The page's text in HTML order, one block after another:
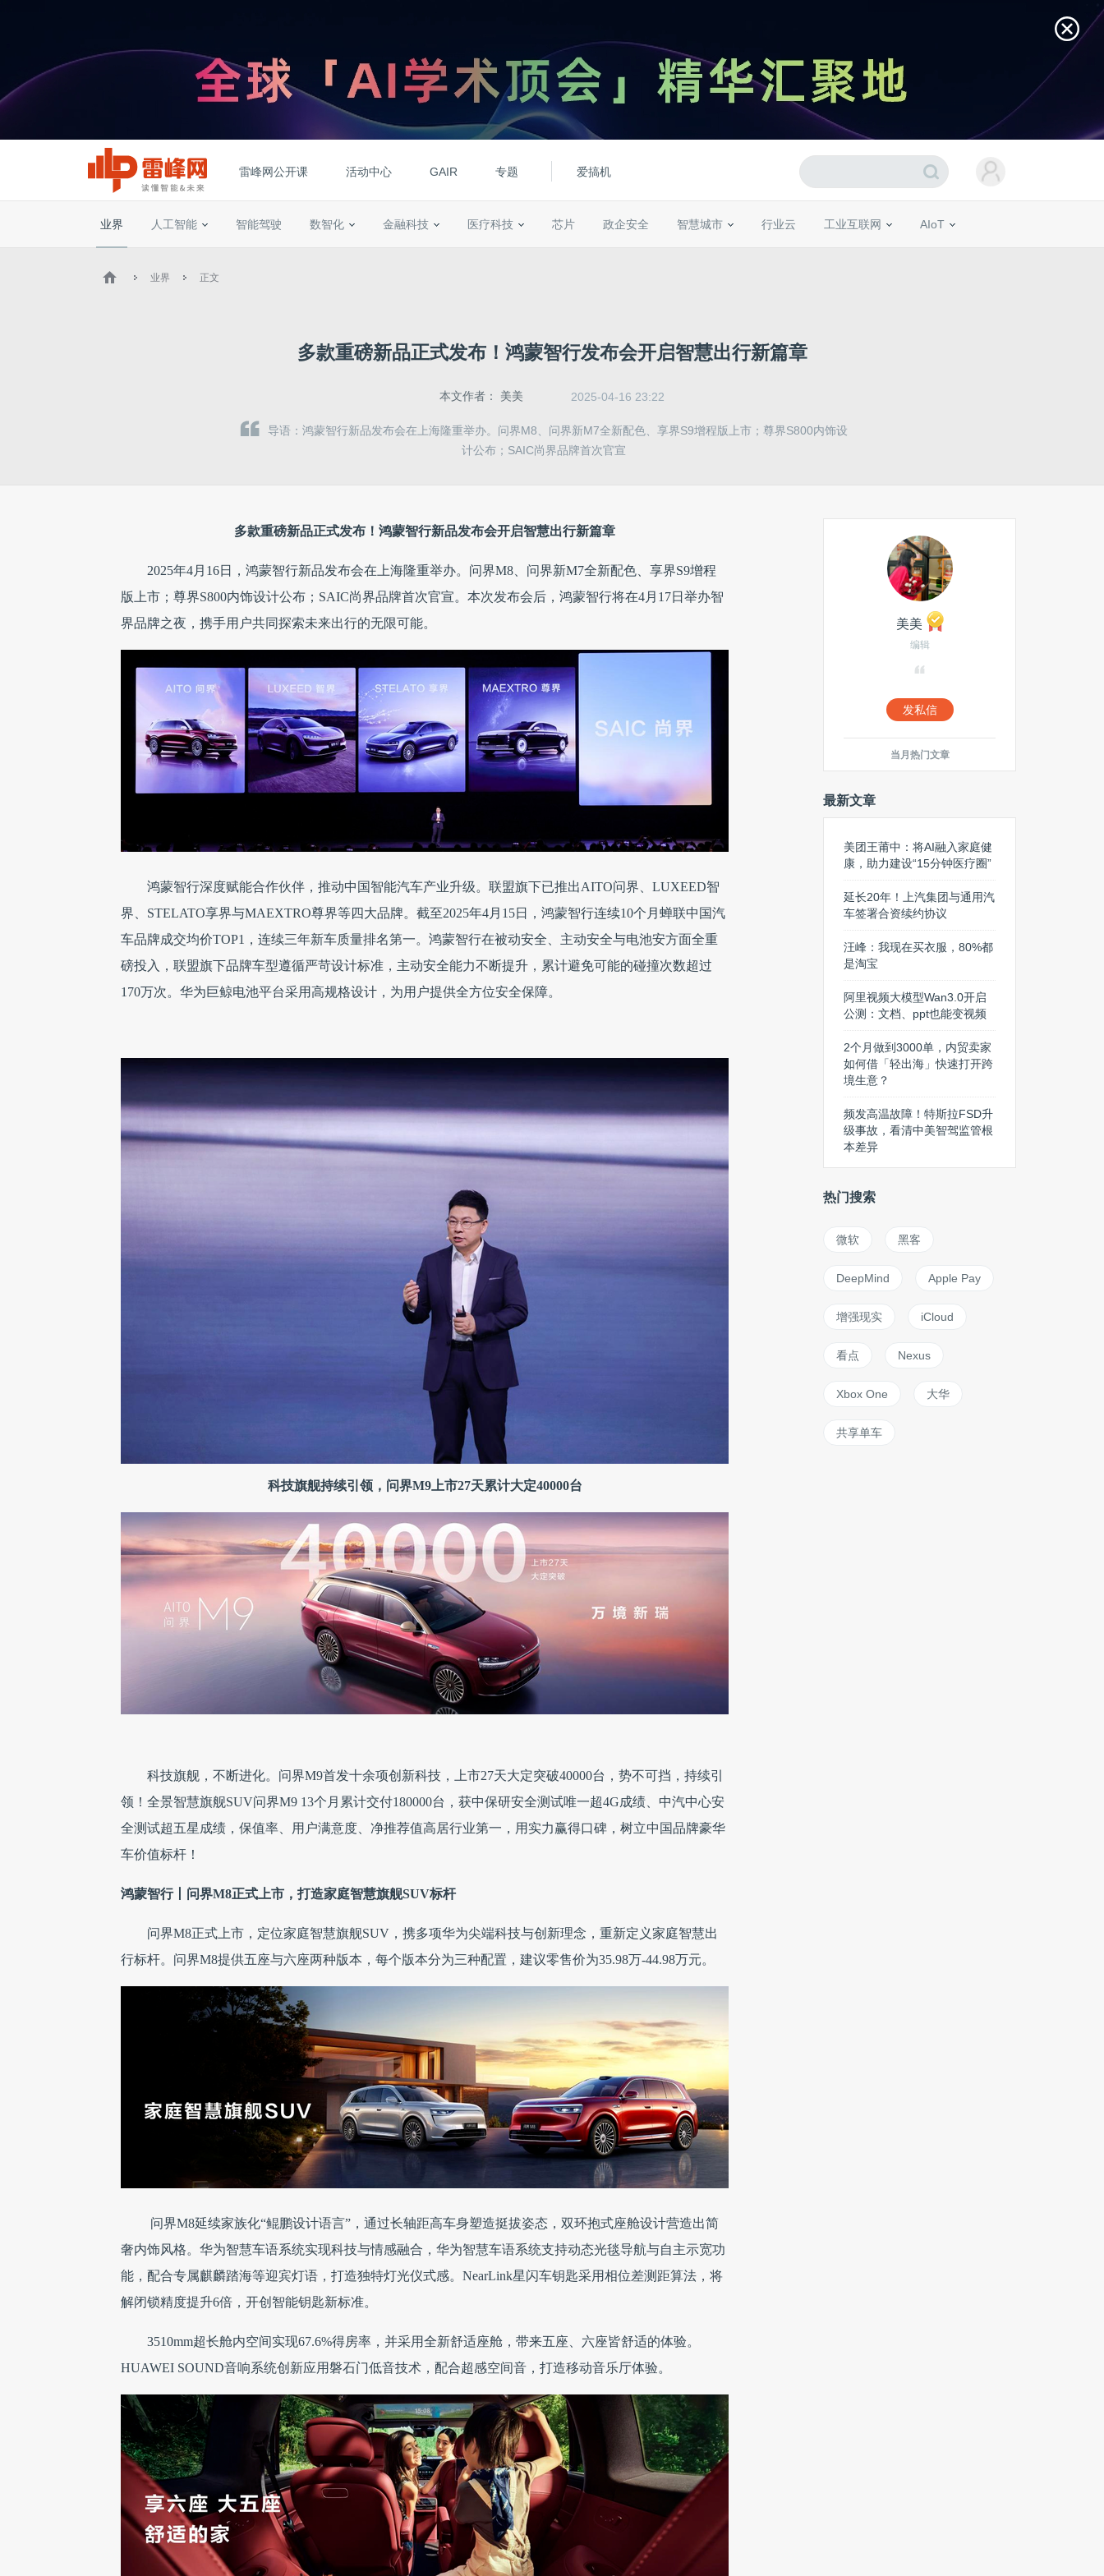
雷峰网公开课 活动中心 GAIR 专题 爱搞机
业界 人工智能 智能驾驶 数智化 金融科技 医疗科技 芯片 政企安全 智慧城市 行业云 工业互联网 AIoT
业界 正文
多款重磅新品正式发布！鸿蒙智行发布会开启智慧出行新篇章
本文作者： 美美 2025-04-16 23:22
导语：鸿蒙智行新品发布会在上海隆重举办。问界M8、问界新M7全新配色、享界S9增程版上市；尊界S800内饰设
计公布；SAIC尚界品牌首次官宣
多款重磅新品正式发布！鸿蒙智行新品发布会开启智慧出行新篇章
2025年4月16日，鸿蒙智行新品发布会在上海隆重举办。问界M8、问界新M7全新配色、享界S9增程
版上市；尊界S800内饰设计公布；SAIC尚界品牌首次官宣。本次发布会后，鸿蒙智行将在4月17日举办智
界品牌之夜，携手用户共同探索未来出行的无限可能。
鸿蒙智行深度赋能合作伙伴，推动中国智能汽车产业升级。联盟旗下已推出AITO问界、LUXEED智
界、STELATO享界与MAEXTRO尊界等四大品牌。截至2025年4月15日，鸿蒙智行连续10个月蝉联中国汽
车品牌成交均价TOP1，连续三年新车质量排名第一。鸿蒙智行在被动安全、主动安全与电池安方面全重
磅投入，联盟旗下品牌车型遵循严苛设计标准，主动安全能力不断提升，累计避免可能的碰撞次数超过
170万次。华为巨鲸电池平台采用高规格设计，为用户提供全方位安全保障。
科技旗舰持续引领，问界M9上市27天累计大定40000台
科技旗舰，不断进化。问界M9首发十余项创新科技，上市27天大定突破40000台，势不可挡，持续引
领！全景智慧旗舰SUV问界M9 13个月累计交付180000台，获中保研安全测试唯一超4G成绩、中汽中心安
全测试超五星成绩，保值率、用户满意度、净推荐值高居行业第一，用实力赢得口碑，树立中国品牌豪华
车价值标杆！
鸿蒙智行丨问界M8正式上市，打造家庭智慧旗舰SUV标杆
问界M8正式上市，定位家庭智慧旗舰SUV，携多项华为尖端科技与创新理念，重新定义家庭智慧出
行标杆。问界M8提供五座与六座两种版本，每个版本分为三种配置，建议零售价为35.98万-44.98万元。
问界M8延续家族化“鲲鹏设计语言”，通过长轴距高车身塑造挺拔姿态，双环抱式座舱设计营造出简
奢内饰风格。华为智慧车语系统实现科技与情感融合，华为智慧车语系统支持动态光毯导航与自主示宽功
能，配合专属麒麟踏海等迎宾灯语，打造独特灯光仪式感。NearLink星闪车钥匙采用相位差测距算法，将
解闭锁精度提升6倍，开创智能钥匙新标准。
3510mm超长舱内空间实现67.6%得房率，并采用全新舒适座舱，带来五座、六座皆舒适的体验。
HUAWEI SOUND音响系统创新应用磐石门低音技术，配合超感空间音，打造移动音乐厅体验。
美美
编辑
发私信
当月热门文章
最新文章
美团王莆中：将AI融入家庭健
康，助力建设“15分钟医疗圈”
延长20年！上汽集团与通用汽
车签署合资续约协议
汪峰：我现在买衣服，80%都
是淘宝
阿里视频大模型Wan3.0开启
公测：文档、ppt也能变视频
2个月做到3000单，内贸卖家
如何借「轻出海」快速打开跨
境生意？
频发高温故障！特斯拉FSD升
级事故，看清中美智驾监管根
本差异
热门搜索
微软 黑客
DeepMind Apple Pay
增强现实 iCloud
看点 Nexus
Xbox One 大华
共享单车